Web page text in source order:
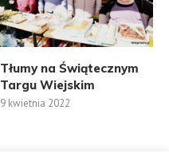
Tłumy na Świątecznym
Targu Wiejskim
9 kwietnia 2022